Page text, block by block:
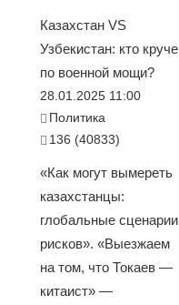
Казахстан VS
Узбекистан: кто круче
по военной мощи?
28.01.2025 11:00
Политика
136 (40833)
«Как могут вымереть
казахстанцы:
глобальные сценарии
рисков». «Выезжаем
на том, что Токаев —
китаист» —